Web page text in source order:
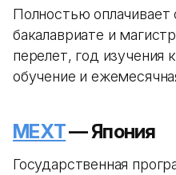
Полностью оплачивает
бакалавриате и
перелет, год изучения
обучение и
MEXT— Япония
Государственная